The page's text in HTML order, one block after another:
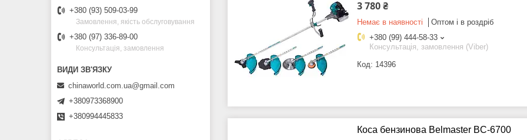
3 780 ₴
Немає в наявності
Оптом і в роздріб
+380 (99) 444-58-33
Консультація, замовлення (Viber)
14396
Коса бензинова Belmaster BC-6700
+380 (93) 509-03-99
Замовлення, якість обслуговування
+380 (97) 336-89-00
Консультація, замовлення
chinaworld.com.ua@gmail.com
+380973368900
+380994445833